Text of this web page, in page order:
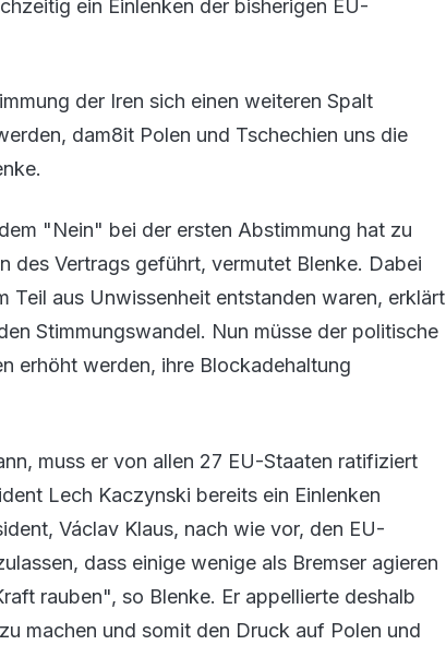
ein Einlenken der bisherigen EU-
der Iren sich einen weiteren Spalt
dam8it Polen und Tschechien uns die
"Nein" bei der ersten Abstimmung hat zu
des Vertrags geführt, vermutet Blenke. Dabei
aus Unwissenheit entstanden waren, erklärt
Stimmungswandel. Nun müsse der politische
erhöht werden, ihre Blockadehaltung
muss er von allen 27 EU-Staaten ratifiziert
Lech Kaczynski bereits ein Einlenken
Václav Klaus, nach wie vor, den EU-
dass einige wenige als Bremser agieren
rauben", so Blenke. Er appellierte deshalb
machen und somit den Druck auf Polen und